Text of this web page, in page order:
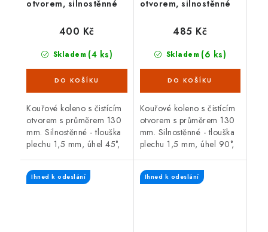
otvorem, silnostěnné
Skladem (4 ks)
400 Kč
Kouřové koleno s čistícím
otvorem s průměrem 130
mm. Silnostěnné - tlouška
plechu 1,5 mm, úhel 45°,
určené pro spojení
spalinové cesty mezi
otvorem, silnostěnné
Skladem (6 ks)
485 Kč
Kouřové koleno s čistícím
otvorem s průměrem 130
mm. Silnostěnné - tlouška
plechu 1,5 mm, úhel 90°,
určené pro spojení
spalinové cesty mezi
Ihned k odeslání Ihned k odeslání